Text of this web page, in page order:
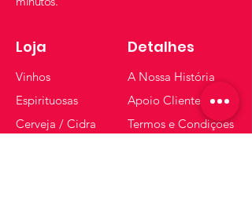
Loja
Vinhos
Espirituosas
Cerveja / Cidra
Detalhes
A Nossa História
Apoio Cliente
Termos e Condições